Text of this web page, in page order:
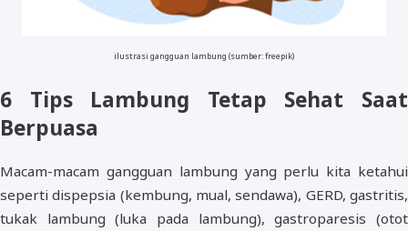
ilustrasi gangguan lambung (sumber: freepik)
6 Tips Lambung Tetap Sehat Saat
Berpuasa
Macam-macam gangguan lambung yang perlu kita ketahui
seperti dispepsia (kembung, mual, sendawa), GERD, gastritis,
tukak lambung (luka pada lambung), gastroparesis (otot